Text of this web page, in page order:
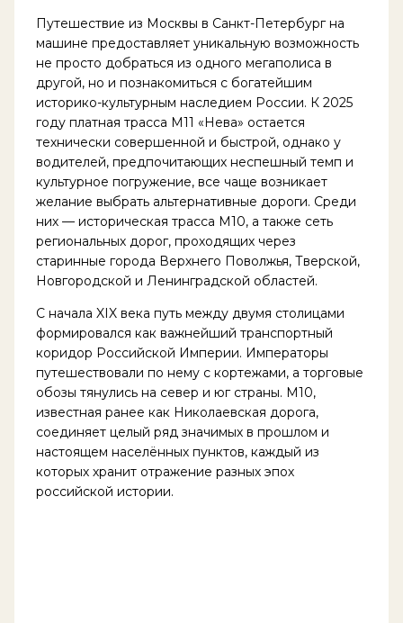
Путешествие из Москвы в Санкт-Петербург на
машине предоставляет уникальную возможность
не просто добраться из одного мегаполиса в
другой, но и познакомиться с богатейшим
историко-культурным наследием России. К 2025
году платная трасса М11 «Нева» остается
технически совершенной и быстрой, однако у
водителей, предпочитающих неспешный темп и
культурное погружение, все чаще возникает
желание выбрать альтернативные дороги. Среди
них — историческая трасса М10, а также сеть
региональных дорог, проходящих через
старинные города Верхнего Поволжья, Тверской,
Новгородской и Ленинградской областей.
С начала XIX века путь между двумя столицами
формировался как важнейший транспортный
коридор Российской Империи. Императоры
путешествовали по нему с кортежами, а торговые
обозы тянулись на север и юг страны. М10,
известная ранее как Николаевская дорога,
соединяет целый ряд значимых в прошлом и
настоящем населённых пунктов, каждый из
которых хранит отражение разных эпох
российской истории.